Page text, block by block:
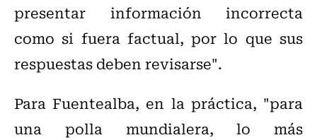
presentar información incorrecta
como si fuera factual, por lo que sus
respuestas deben revisarse".
Para Fuentealba, en la práctica, "para
una polla mundialera, lo más